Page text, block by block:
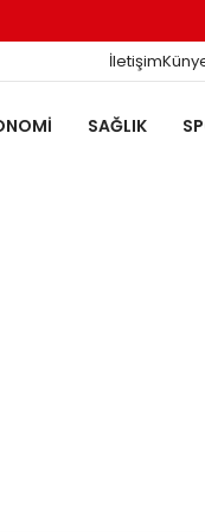
İletişim
SAĞLIK